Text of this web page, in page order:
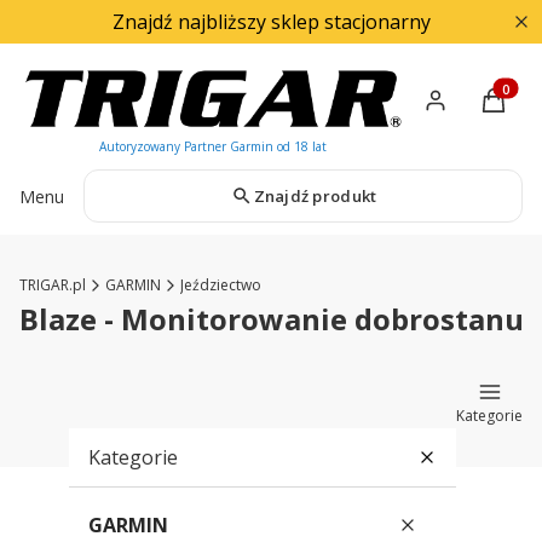
Znajdź najbliższy sklep stacjonarny
Menu Znajdź produkt
TRIGAR.pl GARMIN Jeździectwo
Blaze - Monitorowanie dobrostanu
Kategorie
Kategorie
GARMIN